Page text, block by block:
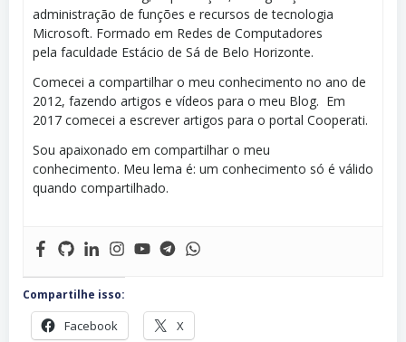
administração de funções e recursos de tecnologia
Microsoft. Formado em Redes de Computadores
pela faculdade Estácio de Sá de Belo Horizonte.
Comecei a compartilhar o meu conhecimento no ano de
2012, fazendo artigos e vídeos para o meu Blog. Em
2017 comecei a escrever artigos para o portal Cooperati.
Sou apaixonado em compartilhar o meu
conhecimento. Meu lema é: um conhecimento só é válido
quando compartilhado.
Compartilhe isso:
Facebook X